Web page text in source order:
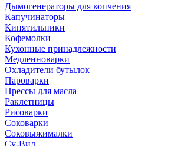
Дымогенераторы для копчения
Капучинаторы
Кипятильники
Кофемолки
Кухонные принадлежности
Медленноварки
Охладители бутылок
Пароварки
Прессы для масла
Раклетницы
Рисоварки
Соковарки
Соковыжималки
Су-Вид